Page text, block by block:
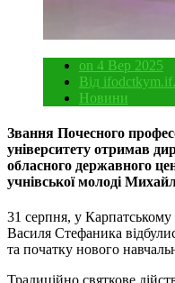
on 4 Вер 2025
Від
Новини
Звання Почесного
університету отримав
обласного державного
учнівської молоді
31 серпня, у Карпатському
Василя Стефаника
та початку нового